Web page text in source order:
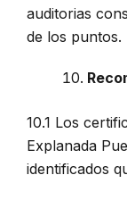
auditorias
de los puntos.
10.1 Los
Explanada
identificados